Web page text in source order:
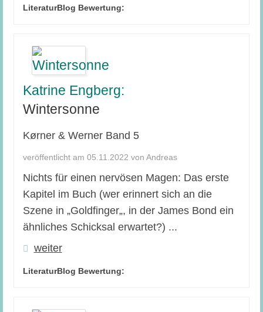
LiteraturBlog Bewertung:
Katrine Engberg:
Wintersonne
Kørner & Werner Band 5
veröffentlicht am 05.11.2022 von Andreas
Nichts für einen nervösen Magen: Das erste
Kapitel im Buch (wer erinnert sich an die
Szene in „Goldfinger„, in der James Bond ein
ähnliches Schicksal erwartet?) ...
weiter
LiteraturBlog Bewertung: